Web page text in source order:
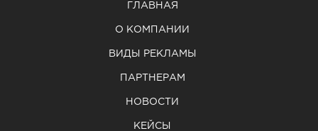
ГЛАВНАЯ
О КОМПАНИИ
ВИДЫ РЕКЛАМЫ
ПАРТНЕРАМ
НОВОСТИ
КЕЙСЫ